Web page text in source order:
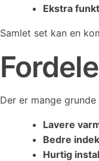
Ekstra
Samlet set kan en
Der er mange
Lavere
Bedre
Hurtig